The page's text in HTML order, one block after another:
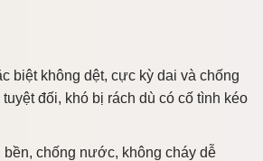
biệt không dệt, cực kỳ dai và chống
đối, khó bị rách dù có cố tình kéo
bền, chống nước, không cháy dễ